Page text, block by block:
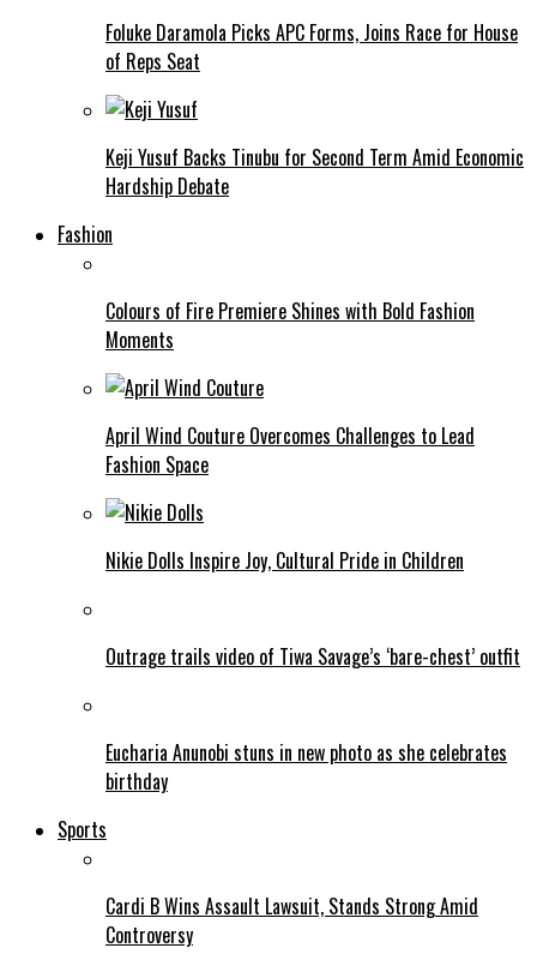
Foluke Daramola Picks APC Forms, Joins Race for House
of Reps Seat
Keji Yusuf Backs Tinubu for Second Term Amid Economic
Hardship Debate
Fashion
Colours of Fire Premiere Shines with Bold Fashion
Moments
April Wind Couture Overcomes Challenges to Lead
Fashion Space
Nikie Dolls Inspire Joy, Cultural Pride in Children
Outrage trails video of Tiwa Savage’s ‘bare-chest’ outfit
Eucharia Anunobi stuns in new photo as she celebrates
birthday
Sports
Cardi B Wins Assault Lawsuit, Stands Strong Amid
Controversy